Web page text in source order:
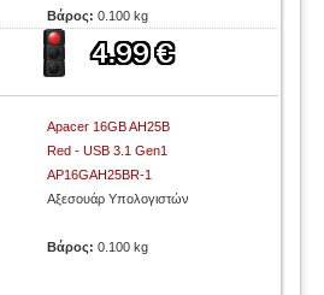
Βάρος:0.100 kg
Apacer 16GB AH25B
Red - USB 3.1 Gen1
AP16GAH25BR-1
Αξεσουάρ Υπολογιστών
Βάρος:0.100 kg